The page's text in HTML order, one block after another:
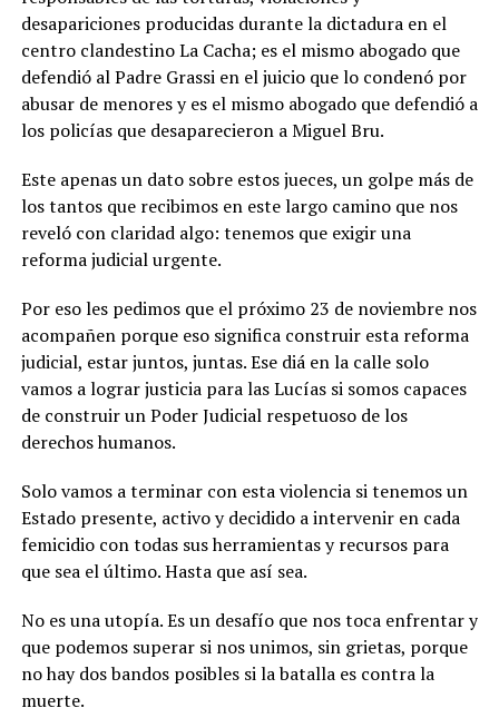
desapariciones producidas durante la dictadura en el
centro clandestino La Cacha; es el mismo abogado que
defendió al Padre Grassi en el juicio que lo condenó por
abusar de menores y es el mismo abogado que defendió a
los policías que desaparecieron a Miguel Bru.
Este apenas un dato sobre estos jueces, un golpe más de
los tantos que recibimos en este largo camino que nos
reveló con claridad algo: tenemos que exigir una
reforma judicial urgente.
Por eso les pedimos que el próximo 23 de noviembre nos
acompañen porque eso significa construir esta reforma
judicial, estar juntos, juntas. Ese diá en la calle solo
vamos a lograr justicia para las Lucías si somos capaces
de construir un Poder Judicial respetuoso de los
derechos humanos.
Solo vamos a terminar con esta violencia si tenemos un
Estado presente, activo y decidido a intervenir en cada
femicidio con todas sus herramientas y recursos para
que sea el último. Hasta que así sea.
No es una utopía. Es un desafío que nos toca enfrentar y
que podemos superar si nos unimos, sin grietas, porque
no hay dos bandos posibles si la batalla es contra la
muerte.